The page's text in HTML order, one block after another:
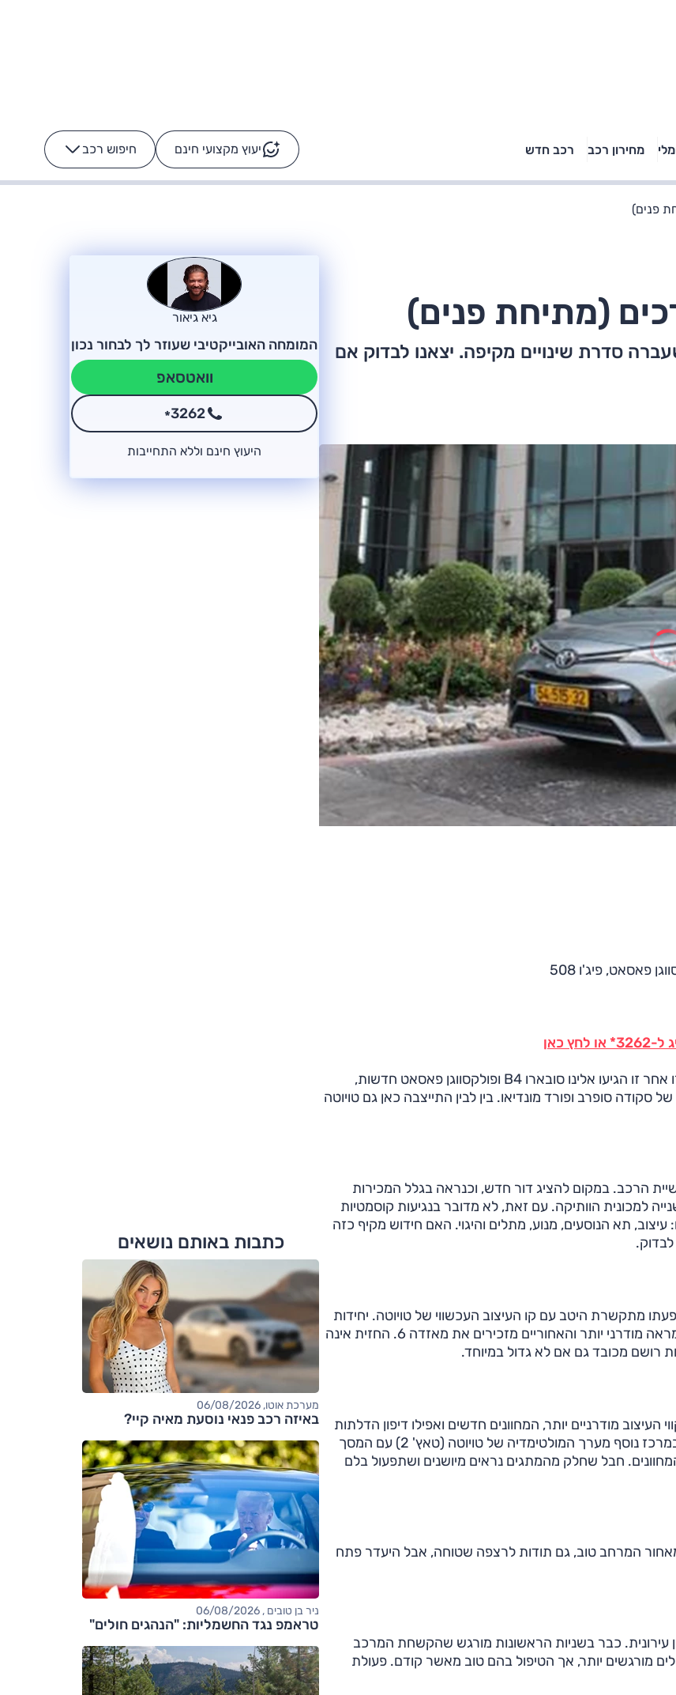
מחירון רכב רכב חדש יעוץ מקצועי חינם חיפוש רכב -
טויוטה ראב 4, קיה
ספורטאז' לונג ויונדאי
הנייר ועל הכביש
רכבי הסלבס: על מה נוסע
הרכב לא מתקלקל. המסך
כן
פנים)
(מתיחת פנים)
סדרת שינויים מקיפה. יצאנו לבדוק אם
כאן
תחום המשפחתיות הגדולות שופע חידושים בשנה האחרונה. בזו אחר זו הגיעו אלינו סובארו B4 ופולקסווגן פאסאט חדשות,
של סקודה סופרב ופורד מונדיאו. בין לבין התייצבה כאן גם טויוטה
הרכב. במקום להציג דור חדש, וכנראה בגלל המכירות
למכונית הוותיקה. עם זאת, לא מדובר בנגיעות קוסמטיות
תא הנוסעים, מנוע, מתלים והיגוי. האם חידוש מקיף כזה
לבדוק.
מתקשרת היטב עם קו העיצוב העכשווי של טויוטה. יחידות
תאורה חדשות שמשתלבות במופע ה-X של החזית משווים לה מראה מודרני יותר והאחוריים מזכירים את מאזדה 6. החזית אינה
רושם מכובד גם אם לא גדול במיוחד.
העיצוב מודרניים יותר, המחוונים חדשים ואפילו דיפון הדלתות
וריפוד המושבים, שכולל כעת אלקנטרה ותפרים נאים, עודכנו. במרכז נוסף מערך המולטימדיה של טויוטה (טאץ' 2) עם המסך
המחוונים. חבל שחלק מהמתגים נראים מיושנים ושתפעול בלם
המרחב טוב, גם תודות לרצפה שטוחה, אבל היעדר פתח
עירונית. כבר בשניות הראשונות מורגש שהקשחת המרכב
מורגשים יותר, אך הטיפול בהם טוב מאשר קודם. פעולת
גיא גיאור
המומחה האובייקטיבי שעוזר לך לבחור נכון
וואטסאפ
*3262
היעוץ חינם וללא התחייבות
כתבות באותם נושאים
מערכת אוטו, 06/08/2026
באיזה רכב פנאי נוסעת מאיה קיי?
ניר בן טובים , 06/08/2026
טראמפ נגד החשמליות: "הנהגים חולים"